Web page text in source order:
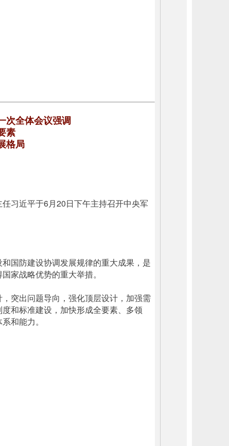
次全体会议强调
素
格局
习近平于6月20日下午主持召开中央军
国防建设协调发展规律的重大成果，是
家战略优势的重大举措。
突出问题导向，强化顶层设计，加强需
和标准建设，加快形成全要素、多领
和能力。